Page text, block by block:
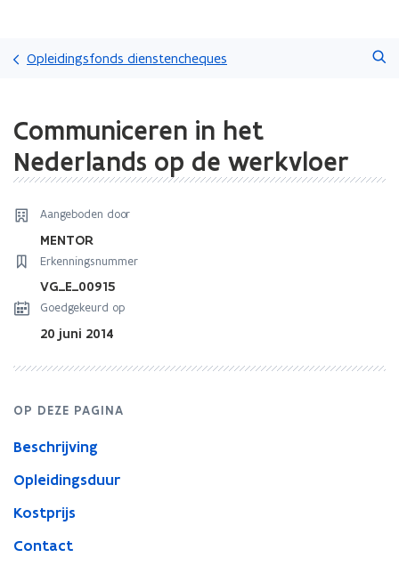
naar
gaan
Opleidingsfonds dienstencheques
met
laden.
bevindt
op:
Communiceren
het
Nederlands
Communiceren in het
Nederlands op de werkvloer
Aangeboden door
MENTOR
Erkenningsnummer
VG_E_00915
Goedgekeurd op
20 juni 2014
OP DEZE PAGINA
Beschrijving
Opleidingsduur
Kostprijs
Contact